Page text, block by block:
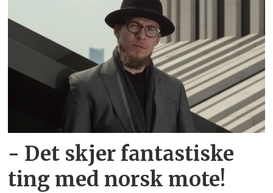
- Det skjer fantastiske
ting med norsk mote!